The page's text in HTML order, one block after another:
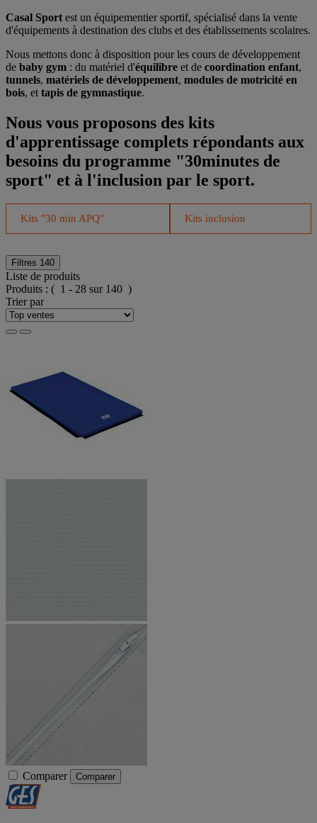
Casal Sport est un équipementier sportif, spécialisé dans la vente
d'équipements à destination des clubs et des établissements scolaires.
Nous mettons donc à disposition pour les cours de développement
de baby gym : du matériel d'équilibre et de coordination enfant,
tunnels, matériels de développement, modules de motricité en
bois, et tapis de gymnastique.
Nous vous proposons des kits
d'apprentissage complets répondants aux
besoins du programme "30minutes de
sport" et à l'inclusion par le sport.
Kits "30 min APQ" Kits inclusion
Filtres 140
Liste de produits
Produits : ( 1 - 28 sur 140 )
Trier par
Comparer Comparer